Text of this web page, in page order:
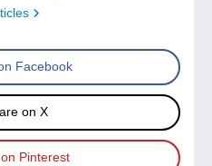
Facebook
on X
Pinterest